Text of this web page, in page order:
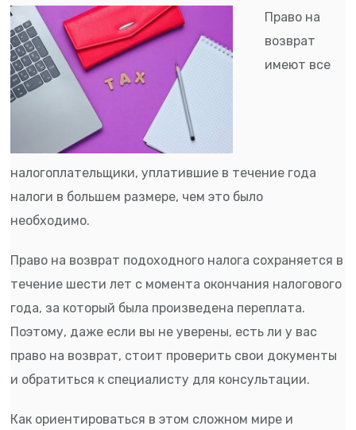
Право на
возврат
имеют все
налогоплательщики, уплатившие в течение года
налоги в большем размере, чем это было
необходимо.
Право на возврат подоходного налога сохраняется в
течение шести лет с момента окончания налогового
года, за который была произведена переплата.
Поэтому, даже если вы не уверены, есть ли у вас
право на возврат, стоит проверить свои документы
и обратиться к специалисту для консультации.
Как ориентироваться в этом сложном мире и